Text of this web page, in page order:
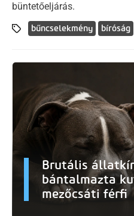
büntetőeljárás.
bűncselekmény bíróság
Brutális
bántalmazta
mezőcsáti férfi